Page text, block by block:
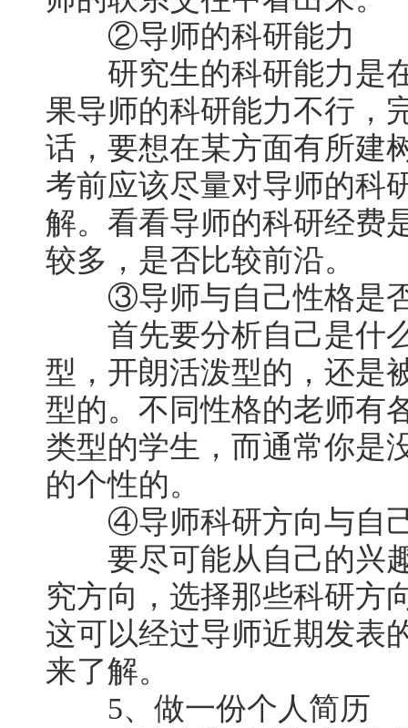
②导师的科研能力
研究生的科研能力是在
果导师的科研能力不行，
话，要想在某方面有所建
考前应该尽量对导师的科
解。看看导师的科研经费
较多，是否比较前沿。
③导师与自己性格是
首先要分析自己是什
型，开朗活泼型的，还是
型的。不同性格的老师有
类型的学生，而通常你是
的个性的。
④导师科研方向与自己
要尽可能从自己的兴趣
究方向，选择那些科研方
这可以经过导师近期发表
来了解。
5、做一份个人简历